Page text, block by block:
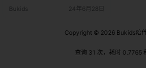
y）中，与推土机、消防车、叉车等
性融合​​STEM教育​​（科学、技术、工
Bukids 24年6月28日
Copyright © 2026 Bukids陪
查询 31 次，耗时 0.7765